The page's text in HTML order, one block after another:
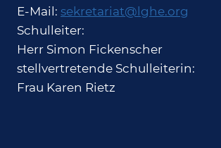
E-Mail: sekretariat@lghe.org
Schulleiter:
Herr Simon Fickenscher
stellvertretende Schulleiterin:
Frau Karen Rietz